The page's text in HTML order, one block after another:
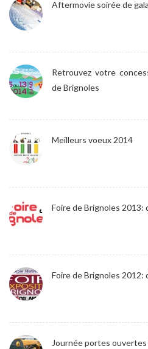
Aftermovie soirée de
Retrouvez votre
de Brignoles
Meilleurs voeux 2014
Foire de Brignoles 2013:
Foire de Brignoles 2012:
Journée portes